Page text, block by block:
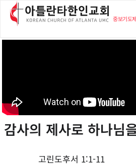
중보기도
감사의 제사로 하나님
고린도후서 1:1-11